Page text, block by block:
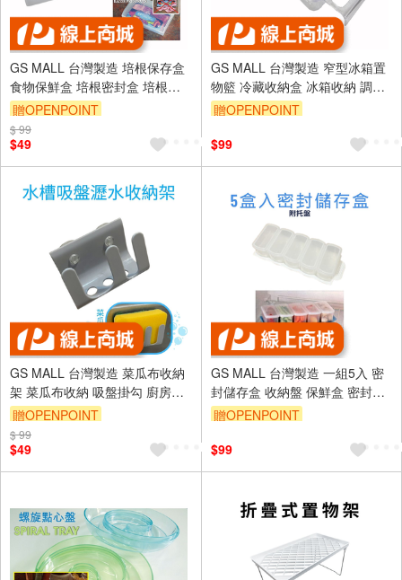
GS MALL 台灣製造 培根保存盒
食物保鮮盒 培根密封盒 培根收
納盒 培根肉片盒 培根冰箱收納
培根盒
贈OPENPOINT
$ 99
$49
GS MALL 台灣製造 窄型冰箱置
物籃 冷藏收納盒 冰箱收納 調味
料放置 冰箱儲物盒 廚房收納 冰
贈OPENPOINT
$99
GS MALL 台灣製造 菜瓜布收納
架 菜瓜布收納 吸盤掛勾 廚房收
納 浴室收納 收納盒 置物架 菜瓜
布架 水槽收納
贈OPENPOINT
$ 99
$49
GS MALL 台灣製造 一組5入 密
封儲存盒 收納盤 保鮮盒 密封盒
分裝盒 食物盒 收納盒 儲存盒 密
贈OPENPOINT
$99